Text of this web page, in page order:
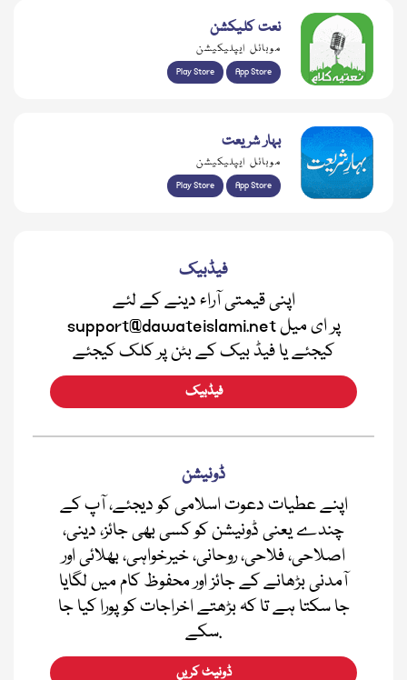
نعت کلیکشن
موبائل ایپلیکیشن
Play Store App Store
بہار شریعت
موبائل ایپلیکیشن
Play Store App Store
فیڈبیک
اپنی قیمتی آراء دینے کے لئے
support@dawateislami.net پر ای میل
کیجئے یا فیڈ بیک کے بٹن پر کلک کیجئے
فیڈبیک
ڈونیشن
اپنے عطیات دعوت اسلامی کو دیجئے، آپ کے
چندے یعنی ڈونیشن کو کسی بھی جائز، دینی،
اصلاحی، فلاحی، روحانی، خیرخواہی، بھلائی اور
آمدنی بڑھانے کے جائز اور محفوظ کام میں لگایا
جا سکتا ہے تا کہ بڑھتے اخراجات کو پورا کیا جا
سکے.
ڈونیٹ کریں